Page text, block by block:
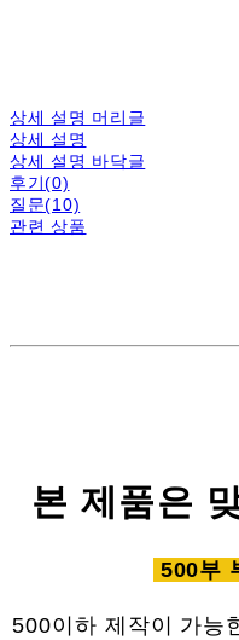
상세 설명 머리글
상세 설명
상세 설명 바닥글
후기(0)
질문(10)
관련 상품
본 제품은
500부
500이하 제작이 가능